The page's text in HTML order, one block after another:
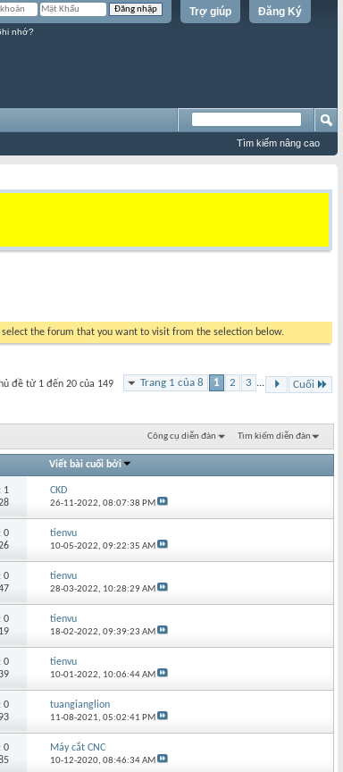
Đăng Ký
Trợ giúp
nhớ?
Tìm kiếm nâng cao
the forum that you want to visit from the selection below.
Trang 1 của 8 1 2 3 ... Cuối
đề từ 1 đến 20 của 149
Công cụ diễn đàn Tìm kiếm diễn đàn
Viết bài cuối bởi
1
CKD
26-11-2022,08:07:38 PM
0
tienvu
10-05-2022,09:22:35 AM
0
tienvu
28-03-2022, 10:28:29 AM
0
tienvu
18-02-2022,09:39:23 AM
0
tienvu
10-01-2022, 10:06:44 AM
0
tuangianglion
11-08-2021,05:02:41 PM
0
Máy cắt CNC
10-12-2020,08:46:34 AM